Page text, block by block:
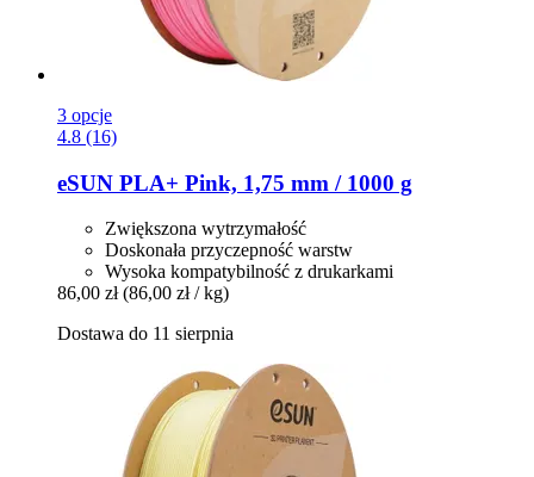
3 opcje
4.8 (16)
eSUN PLA+ Pink, 1,75 mm / 1000 g
Zwiększona wytrzymałość
Doskonała przyczepność warstw
Wysoka kompatybilność z drukarkami
86,00 zł (86,00 zł / kg)
Dostawa do 11 sierpnia